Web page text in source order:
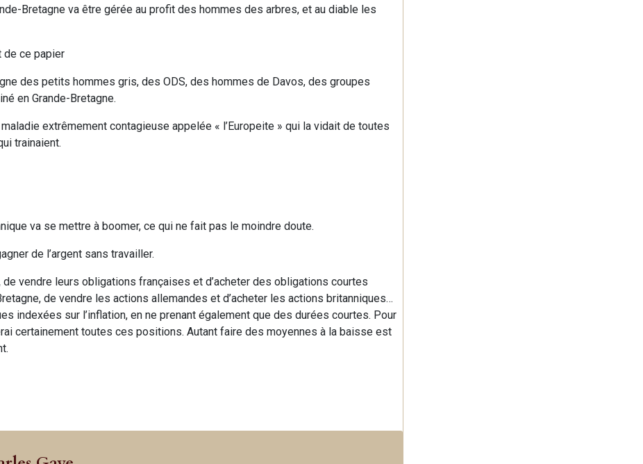
Bretagne va être gérée au profit des hommes des arbres, et au diable les
de ce papier
des petits hommes gris, des ODS, des hommes de Davos, des groupes
en Grande-Bretagne.
extrêmement contagieuse appelée « l’Europeite » qui la vidait de toutes
trainaient.
va se mettre à boomer, ce qui ne fait pas le moindre doute.
de l’argent sans travailler.
vendre leurs obligations françaises et d’acheter des obligations courtes
de vendre les actions allemandes et d’acheter les actions britanniques…
indexées sur l’inflation, en ne prenant également que des durées courtes. Pour
certainement toutes ces positions. Autant faire des moyennes à la baisse est